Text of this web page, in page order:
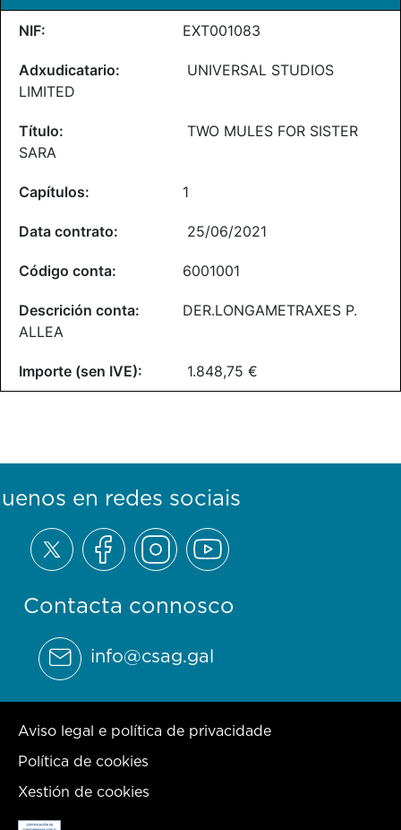
EXT001083
UNIVERSAL STUDIOS
LIMITED
TWO MULES FOR SISTER
SARA
1
25/06/2021
6001001
DER.LONGAMETRAXES P.
ALLEA
1.848,75 €
Contacta connosco
info@csag.gal
en redes sociais
Aviso legal e política de privacidade
Política de cookies
Xestión de cookies